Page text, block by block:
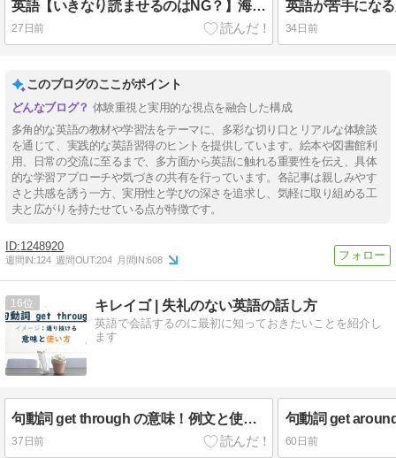
英語【いきなり読ませるのはNG？】海外の英語学校のリーディング指導を公開！
27日前 34日前
このブログのここがポイント
体験重視と実用的な視点を融合した構成
多角的な英語の教材や学習法をテーマに、多彩な切り口とリアルな体験談
を通じて、実践的な英語習得のヒントを提供しています。絵本や図書館利
用、日常の交流に至るまで、多方面から英語に触れる重要性を伝え、具体
的な学習アプローチや気づきの共有を行っています。各記事は親しみやす
さと共感を誘う一方、実用性と学びの深さを追求し、気軽に取り組める工
夫と広がりを持たせている点が特徴です。
1248920
週間IN:124 週間OUT:204 月間IN:608
16 キレイゴ | 失礼のない英語の話し方
英語で会話するのに最初に知っておきたいことを紹介し
ます
句動詞 get through の意味！例文と使い方を解説します
37日前 60日前